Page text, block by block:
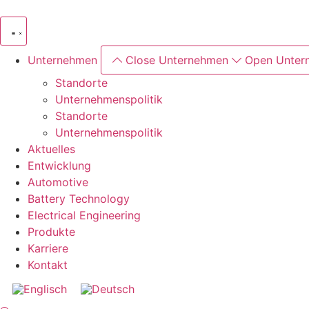
wechseln
Unternehmen
Close Unternehmen
Open
Standorte
Unternehmenspolitik
Standorte
Unternehmenspolitik
Aktuelles
Entwicklung
Automotive
Battery Technology
Electrical Engineering
Produkte
Karriere
Kontakt